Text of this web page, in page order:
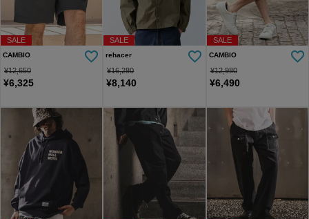
SALE
CAMBIO
¥12,650
¥6,325
SALE
rehacer
¥16,280
¥8,140
SALE
CAMBIO
¥12,980
¥6,490